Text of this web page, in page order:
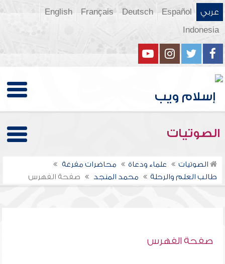
عربي Español
Deutsch
Français
English
Indonesia
الصوتيات
الصوتيات علماء ودعاة
محاضرات مفرغة
طالب العلم والرحلة
محمد المنجد صفحة الفهرس
صفحة الفهرس